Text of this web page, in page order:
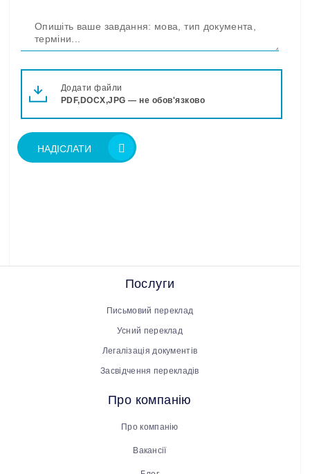
Додати файли
PDF,DOCX,JPG — не обов'язково
Послуги
Письмовий переклад
Усний переклад
Легалізація документів
Засвідчення перекладів
Про компанію
Про компанію
Вакансії